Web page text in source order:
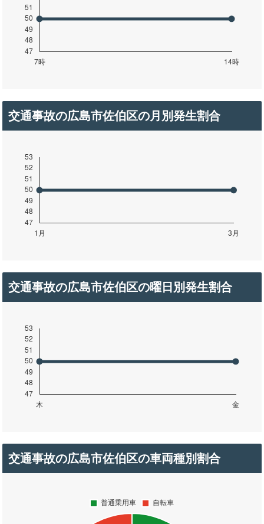
交通事故の広島市佐伯区の月別発生割合
交通事故の広島市佐伯区の曜日別発生割合
交通事故の広島市佐伯区の車両種別割合